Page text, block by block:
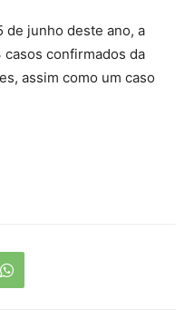
de junho deste ano, a
casos confirmados da
assim como um caso